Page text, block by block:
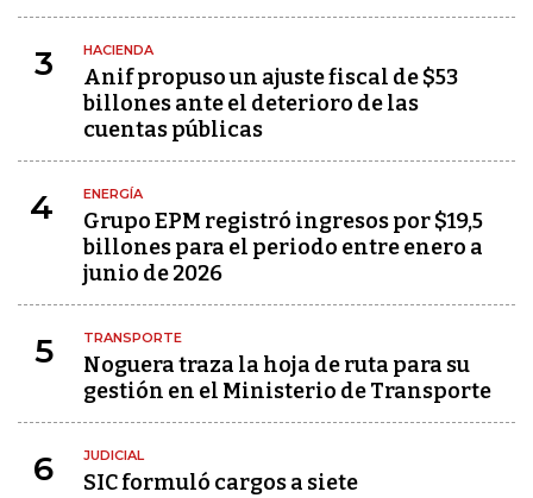
3 HACIENDA
Anif propuso un ajuste fiscal de $53
billones ante el deterioro de las
cuentas públicas
4 ENERGÍA
Grupo EPM registró ingresos por $19,5
billones para el periodo entre enero a
junio de 2026
5 TRANSPORTE
Noguera traza la hoja de ruta para su
gestión en el Ministerio de Transporte
6 JUDICIAL
SIC formuló cargos a siete